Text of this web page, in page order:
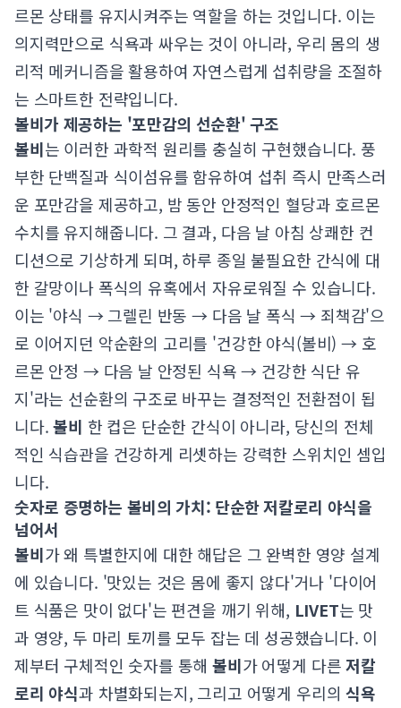
르몬 상태를 유지시켜주는 역할을 하는 것입니다. 이는
의지력만으로 식욕과 싸우는 것이 아니라, 우리 몸의 생
리적 메커니즘을 활용하여 자연스럽게 섭취량을 조절하
는 스마트한 전략입니다.
볼비가 제공하는 '포만감의 선순환' 구조
볼비는 이러한 과학적 원리를 충실히 구현했습니다. 풍
부한 단백질과 식이섬유를 함유하여 섭취 즉시 만족스러
운 포만감을 제공하고, 밤 동안 안정적인 혈당과 호르몬
수치를 유지해줍니다. 그 결과, 다음 날 아침 상쾌한 컨
디션으로 기상하게 되며, 하루 종일 불필요한 간식에 대
한 갈망이나 폭식의 유혹에서 자유로워질 수 있습니다.
이는 '야식 → 그렐린 반동 → 다음 날 폭식 → 죄책감'으
로 이어지던 악순환의 고리를 '건강한 야식(볼비) → 호
르몬 안정 → 다음 날 안정된 식욕 → 건강한 식단 유
지'라는 선순환의 구조로 바꾸는 결정적인 전환점이 됩
니다.볼비 한 컵은 단순한 간식이 아니라, 당신의 전체
적인 식습관을 건강하게 리셋하는 강력한 스위치인 셈입
니다.
숫자로 증명하는 볼비의 가치: 단순한 저칼로리 야식을
넘어서
볼비가 왜 특별한지에 대한 해답은 그 완벽한 영양 설계
에 있습니다. '맛있는 것은 몸에 좋지 않다'거나 '다이어
트 식품은 맛이 없다'는 편견을 깨기 위해, LIVET는 맛
과 영양, 두 마리 토끼를 모두 잡는 데 성공했습니다. 이
제부터 구체적인 숫자를 통해볼비가 어떻게 다른저칼
로리 야식과 차별화되는지, 그리고 어떻게 우리의식욕